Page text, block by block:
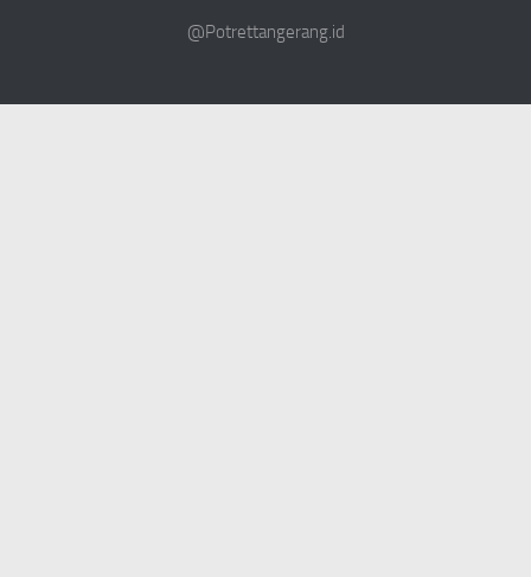
@Potrettangerang.id